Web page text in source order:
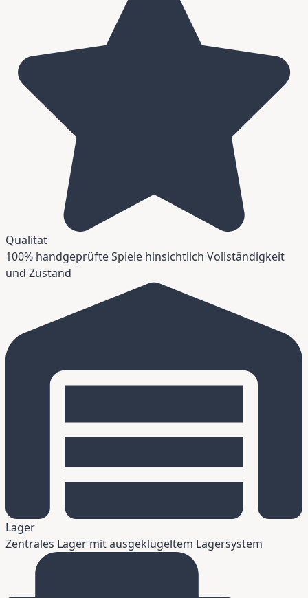
Qualität
100% handgeprüfte Spiele hinsichtlich Vollständigkeit
und Zustand
Lager
Zentrales Lager mit ausgeklügeltem Lagersystem